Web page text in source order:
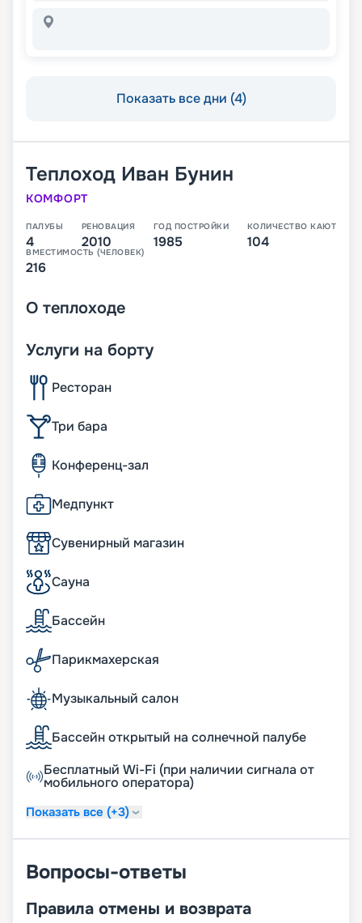
Показать все дни (4)
Теплоход Иван Бунин
КОМФОРТ
ПАЛУБЫ
4
РЕНОВАЦИЯ
2010
ГОД ПОСТРОЙКИ
1985
КОЛИЧЕСТВО КАЮТ
104
ВМЕСТИМОСТЬ (ЧЕЛОВЕК)
216
О теплоходе
Услуги на борту
Ресторан
Три бара
Конференц-зал
Медпункт
Сувенирный магазин
Сауна
Бассейн
Парикмахерская
Музыкальный салон
Бассейн открытый на солнечной палубе
Бесплатный Wi-Fi (при наличии сигнала от
мобильного оператора)
Показать все (+3)
Вопросы-ответы
Правила отмены и возврата